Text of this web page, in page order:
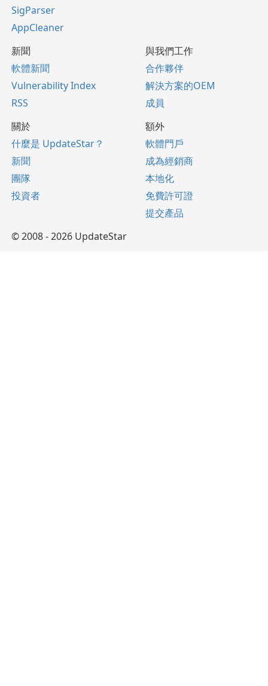
SigParser
AppCleaner
新聞
軟體新聞
Vulnerability Index
RSS
與我們工作
合作夥伴
解決方案的OEM
成員
關於
什麼是 UpdateStar？
新聞
團隊
投資者
額外
軟體門戶
成為經銷商
本地化
免費許可證
提交產品
© 2008 - 2026 UpdateStar